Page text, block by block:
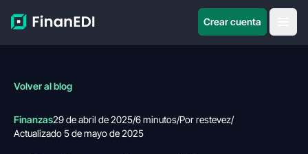
Crear cuenta
Volver al blog
Finanzas29 de abril de 2025/6 minutos/Por restevez/
Actualizado 5 de mayo de 2025